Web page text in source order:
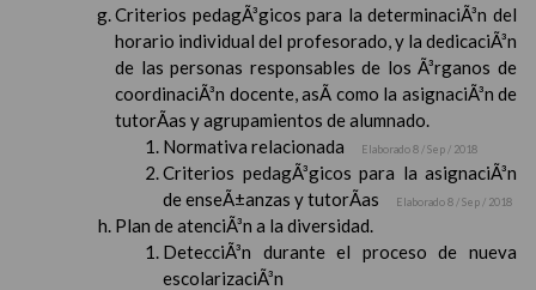
Criterios pedagÃ³gicos para la determinaciÃ³n del
horario individual del profesorado, y la dedicaciÃ³n
de las personas responsables de los Ã³rganos de
coordinaciÃ³n docente, asÃ­ como la asignaciÃ³n de
tutorÃ­as y agrupamientos de alumnado.
Normativa relacionada
Elaborado 8 / Sep / 2018
Criterios pedagÃ³gicos para la asignaciÃ³n
de enseÃ±anzas y tutorÃ­as
Elaborado 8 / Sep / 2018
Plan de atenciÃ³n a la diversidad.
DetecciÃ³n durante el proceso de nueva
escolarizaciÃ³n